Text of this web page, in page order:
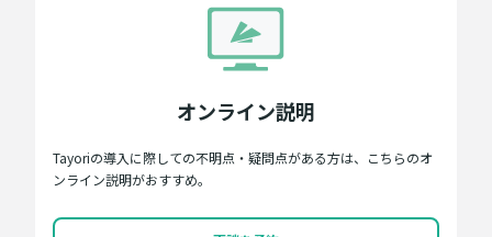
オンライン説明
Tayoriの導入に際しての不明点・疑問点がある方は、こちらのオ
ンライン説明がおすすめ。